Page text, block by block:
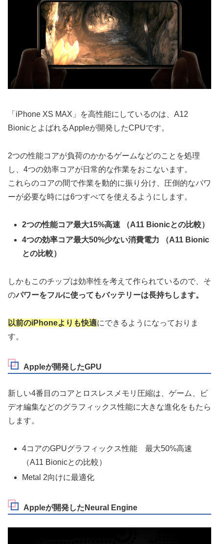
「iPhone XS MAX」を高性能にしているのは、A12
BionicとよばれるAppleが開発したCPUです。
2つの性能コアが負荷のかかるゲームなどのことを処理
し、4つの効率コアが日常的な作業をおこないます。
これらのコアの間で作業を動的に振り分け、圧倒的なパワ
ーが必要な時には6つすべてを使えるようにします。
2つの性能コア最大15%高速 （A11 Bionicとの比較）
4つの効率コア最大50%少ない消費電力 （A11 Bionic
との比較）
しかもこのチップは効率性を考えて作られているので、そ
のパワーをフルに使ってもバッテリーは長持ちします。
以前のiPhoneよりも快適にできるようになっておりま
す。
Appleが開発したGPU
新しい4番目のコアとロスレスメモリ圧縮は、ゲーム、ビ
デオ編集などのグラフィックス性能に大きな進化をもたら
します。
4コアのGPUグラフィックス性能 最大50%高速
（A11 Bionicとの比較）
Metal 2向けに最適化
Appleが開発したNeural Engine